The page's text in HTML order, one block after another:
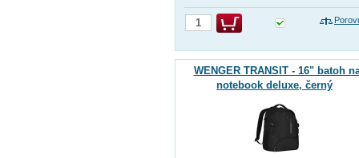
WENGER TRANSIT - 16" batoh
notebook deluxe, černý